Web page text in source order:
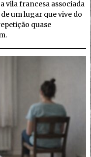
vila francesa associada
um lugar que vive do
quase